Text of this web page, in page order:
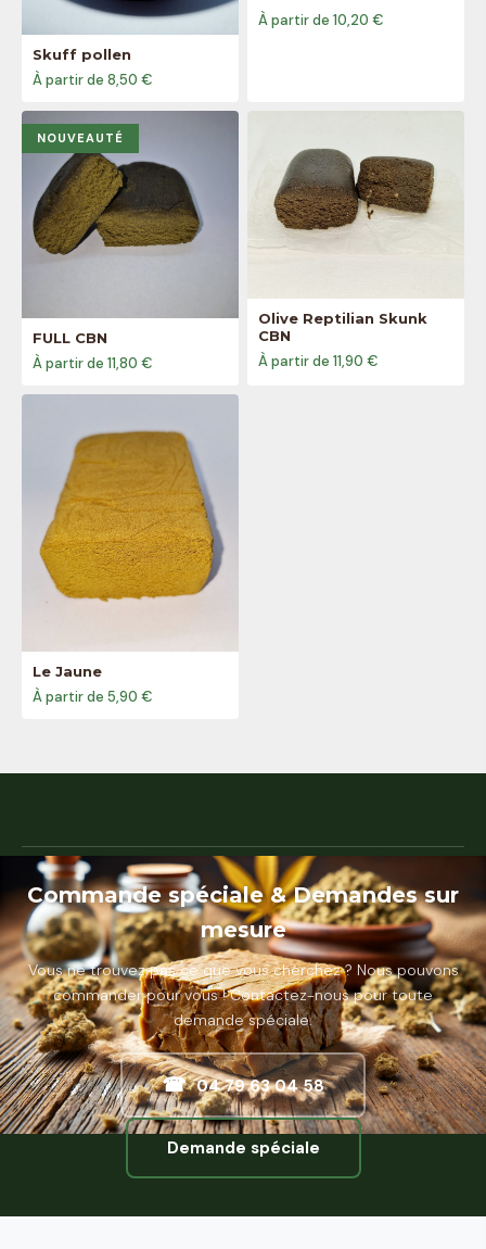
Skuff pollen
À partir de 8,50 €
À partir de 10,20 €
NOUVEAUTÉ
FULL CBN
À partir de 11,80 €
Olive Reptilian Skunk
CBN
À partir de 11,90 €
Le Jaune
À partir de 5,90 €
Commande spéciale & Demandes sur
mesure
Vous ne trouvez pas ce que vous cherchez ? Nous pouvons
commander pour vous ! Contactez-nous pour toute
demande spéciale.
☎ 04 79 63 04 58
Demande spéciale